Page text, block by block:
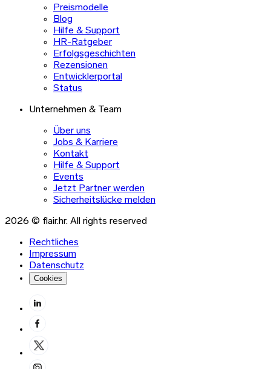
Preismodelle
Blog
Hilfe & Support
HR-Ratgeber
Erfolgsgeschichten
Rezensionen
Entwicklerportal
Status
Unternehmen & Team
Über uns
Jobs & Karriere
Kontakt
Hilfe & Support
Events
Jetzt Partner werden
Sicherheitslücke melden
2026 © flair.hr. All rights reserved
Rechtliches
Impressum
Datenschutz
Cookies